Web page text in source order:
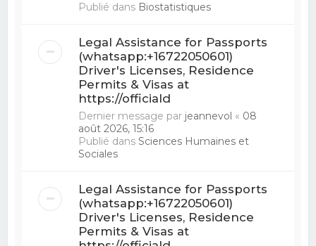
Publié dans Biostatistiques
Legal Assistance for Passports
(whatsapp:+16722050601)
Driver's Licenses, Residence
Permits & Visas at
https://officiald
Dernier message par jeannevol « 08
août 2026, 15:16
Publié dansSciences Humaines et
Sociales
Legal Assistance for Passports
(whatsapp:+16722050601)
Driver's Licenses, Residence
Permits & Visas at